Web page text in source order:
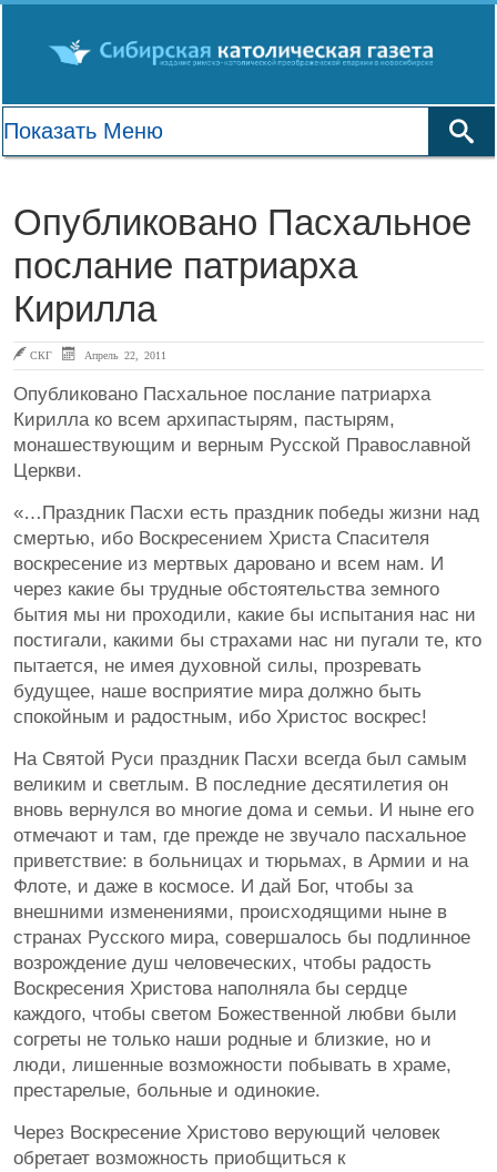
Опубликовано Пасхальное
послание патриарха
Кирилла
СКГ Апрель 22, 2011
Опубликовано Пасхальное послание патриарха
Кирилла ко всем архипастырям, пастырям,
монашествующим и верным Русской Православной
Церкви.
«…Праздник Пасхи есть праздник победы жизни над
смертью, ибо Воскресением Христа Спасителя
воскресение из мертвых даровано и всем нам. И
через какие бы трудные обстоятельства земного
бытия мы ни проходили, какие бы испытания нас ни
постигали, какими бы страхами нас ни пугали те, кто
пытается, не имея духовной силы, прозревать
будущее, наше восприятие мира должно быть
спокойным и радостным, ибо Христос воскрес!
На Святой Руси праздник Пасхи всегда был самым
великим и светлым. В последние десятилетия он
вновь вернулся во многие дома и семьи. И ныне его
отмечают и там, где прежде не звучало пасхальное
приветствие: в больницах и тюрьмах, в Армии и на
Флоте, и даже в космосе. И дай Бог, чтобы за
внешними изменениями, происходящими ныне в
странах Русского мира, совершалось бы подлинное
возрождение душ человеческих, чтобы радость
Воскресения Христова наполняла бы сердце
каждого, чтобы светом Божественной любви были
согреты не только наши родные и близкие, но и
люди, лишенные возможности побывать в храме,
престарелые, больные и одинокие.
Через Воскресение Христово верующий человек
обретает возможность приобщиться к